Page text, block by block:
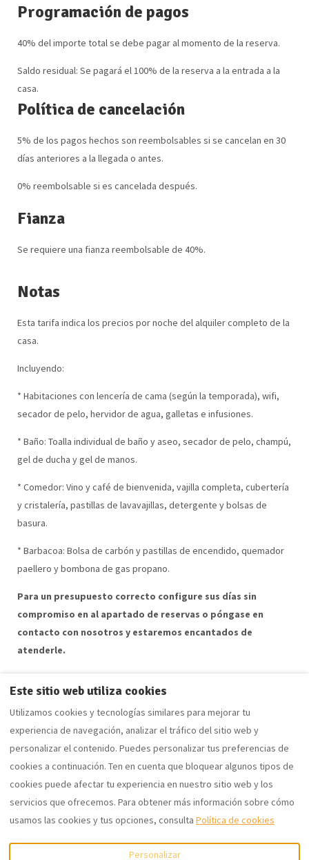
Programación de pagos
40% del importe total se debe pagar al momento de la reserva.
Saldo residual: Se pagará el 100% de la reserva a la entrada a la
casa.
Política de cancelación
5% de los pagos hechos son reembolsables si se cancelan en 30
días anteriores a la llegada o antes.
0% reembolsable si es cancelada después.
Fianza
Se requiere una fianza reembolsable de 40%.
Notas
Esta tarifa indica los precios por noche del alquiler completo de la
casa.
Incluyendo:
* Habitaciones con lencería de cama (según la temporada), wifi,
secador de pelo, hervidor de agua, galletas e infusiones.
* Baño: Toalla individual de baño y aseo, secador de pelo, champú,
gel de ducha y gel de manos.
* Comedor: Vino y café de bienvenida, vajilla completa, cubertería
y cristalería, pastillas de lavavajillas, detergente y bolsas de
basura.
* Barbacoa: Bolsa de carbón y pastillas de encendido, quemador
paellero y bombona de gas propano.
Para un presupuesto correcto configure sus días sin
compromiso en al apartado de reservas o póngase en
contacto con nosotros y estaremos encantados de
atenderle.
Opiniones Mapa
Contacto
Política de cookies
Privacidad Noticias
633749607
Calle Tahona 8, Dosbarrios,
©2026Casa Rural Villa
Margarita de Dosbarrios
Este sitio web utiliza cookies
Utilizamos cookies y tecnologías similares para mejorar tu
experiencia de navegación, analizar el tráfico del sitio web y
personalizar el contenido. Puedes personalizar tus preferencias de
cookies a continuación. Ten en cuenta que bloquear algunos tipos de
cookies puede afectar tu experiencia en nuestro sitio web y los
servicios que ofrecemos. Para obtener más información sobre cómo
usamos las cookies y tus opciones, consulta Política de cookies
Personalizar